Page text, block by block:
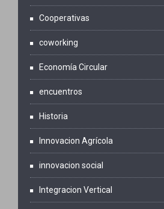
Cooperativas
coworking
Economía Circular
encuentros
Historia
Innovacion Agrícola
innovacion social
Integracion Vertical